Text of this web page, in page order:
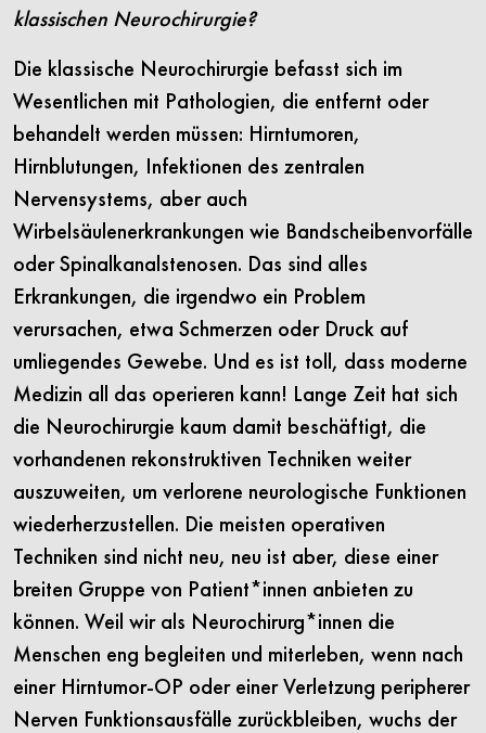
klassischen Neurochirurgie?
Die klassische Neurochirurgie befasst sich im
Wesentlichen mit Pathologien, die entfernt oder
behandelt werden müssen: Hirntumoren,
Hirnblutungen, Infektionen des zentralen
Nervensystems, aber auch
Wirbelsäulenerkrankungen wie Bandscheibenvorfälle
oder Spinalkanalstenosen. Das sind alles
Erkrankungen, die irgendwo ein Problem
verursachen, etwa Schmerzen oder Druck auf
umliegendes Gewebe. Und es ist toll, dass moderne
Medizin all das operieren kann! Lange Zeit hat sich
die Neurochirurgie kaum damit beschäftigt, die
vorhandenen rekonstruktiven Techniken weiter
auszuweiten, um verlorene neurologische Funktionen
wiederherzustellen. Die meisten operativen
Techniken sind nicht neu, neu ist aber, diese einer
breiten Gruppe von Patient*innen anbieten zu
können. Weil wir als Neurochirurg*innen die
Menschen eng begleiten und miterleben, wenn nach
einer Hirntumor-OP oder einer Verletzung peripherer
Nerven Funktionsausfälle zurückbleiben, wuchs der